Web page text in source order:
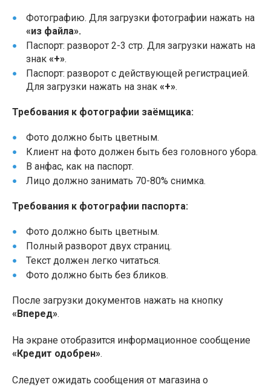
Фотографию. Для загрузки фотографии нажать на
«из файла».
Паспорт: разворот 2-3 стр. Для загрузки нажать на
знак «+».
Паспорт: разворот с действующей регистрацией.
Для загрузки нажать на знак «+».
Требования к фотографии заёмщика:
Фото должно быть цветным.
Клиент на фото должен быть без головного убора.
В анфас, как на паспорт.
Лицо должно занимать 70-80% снимка.
Требования к фотографии паспорта:
Фото должно быть цветным.
Полный разворот двух страниц.
Текст должен легко читаться.
Фото должно быть без бликов.
После загрузки документов нажать на кнопку
«Вперед».
На экране отобразится информационное сообщение
«Кредит одобрен».
Следует ожидать сообщения от магазина о